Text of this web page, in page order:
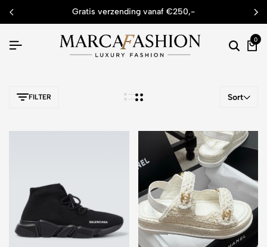
gratis verzending vanaf €250,-
0
FILTER Sort